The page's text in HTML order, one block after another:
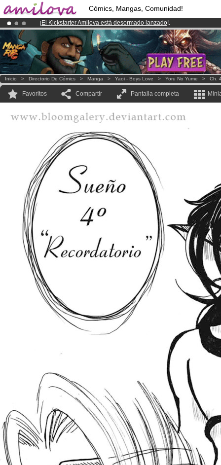
Cómics, Mangas, Comunidad!
¡ El Kickstarter Amilova está desormado lanzado!.
¡Ya tenemos 134393miembrosy 1208Cómics y Mangas!.
¡Conviertete en Premium por3.95 euros al mes!Hazte Premium ya
Inicio > Directorio De Cómics > Manga > Yaoi - Boys Love > Yoru No Yume > Ch.
Favoritos Compartir Pantalla completa